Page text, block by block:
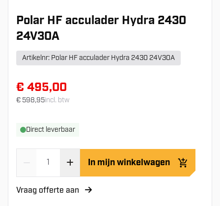
Polar HF acculader Hydra 2430
24V30A
Artikelnr: Polar HF acculader Hydra 2430 24V30A
€ 495,00
€ 598,95incl. btw
Direct leverbaar
In mijn winkelwagen
Vraag offerte aan